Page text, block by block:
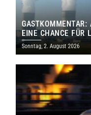
EINE CHANCE FÜR
SAARLAND
Sonntag, 2. August 2026